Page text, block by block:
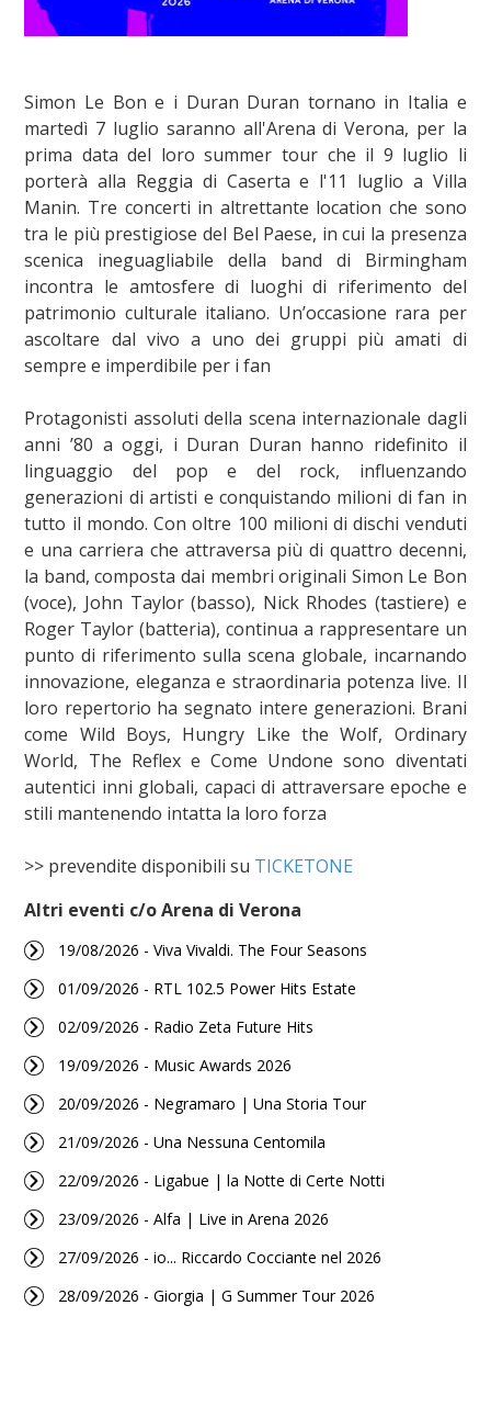
Simon Le Bon e i Duran Duran tornano in Italia e
martedì 7 luglio saranno all'Arena di Verona, per la
prima data del loro summer tour che il 9 luglio li
porterà alla Reggia di Caserta e l'11 luglio a Villa
Manin. Tre concerti in altrettante location che sono
tra le più prestigiose del Bel Paese, in cui la presenza
scenica ineguagliabile della band di Birmingham
incontra le amtosfere di luoghi di riferimento del
patrimonio culturale italiano. Un’occasione rara per
ascoltare dal vivo a uno dei gruppi più amati di
sempre e imperdibile per i fan
Protagonisti assoluti della scena internazionale dagli
anni ’80 a oggi, i Duran Duran hanno ridefinito il
linguaggio del pop e del rock, influenzando
generazioni di artisti e conquistando milioni di fan in
tutto il mondo. Con oltre 100 milioni di dischi venduti
e una carriera che attraversa più di quattro decenni,
la band, composta dai membri originali Simon Le Bon
(voce), John Taylor (basso), Nick Rhodes (tastiere) e
Roger Taylor (batteria), continua a rappresentare un
punto di riferimento sulla scena globale, incarnando
innovazione, eleganza e straordinaria potenza live. Il
loro repertorio ha segnato intere generazioni. Brani
come Wild Boys, Hungry Like the Wolf, Ordinary
World, The Reflex e Come Undone sono diventati
autentici inni globali, capaci di attraversare epoche e
stili mantenendo intatta la loro forza
>> prevendite disponibili su TICKETONE
Altri eventi c/o Arena di Verona
19/08/2026 - Viva Vivaldi. The Four Seasons
01/09/2026 - RTL 102.5 Power Hits Estate
02/09/2026 - Radio Zeta Future Hits
19/09/2026 - Music Awards 2026
20/09/2026 - Negramaro | Una Storia Tour
21/09/2026 - Una Nessuna Centomila
22/09/2026 - Ligabue | la Notte di Certe Notti
23/09/2026 - Alfa | Live in Arena 2026
27/09/2026 - io... Riccardo Cocciante nel 2026
28/09/2026 - Giorgia | G Summer Tour 2026